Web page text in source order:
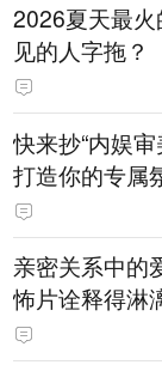
2026夏天最
见的人字拖？
快来抄“内娱审
打造你的专属
亲密关系中的
怖片诠释得淋